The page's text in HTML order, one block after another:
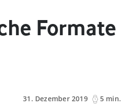
Formate
31. Dezember 2019
5 min.